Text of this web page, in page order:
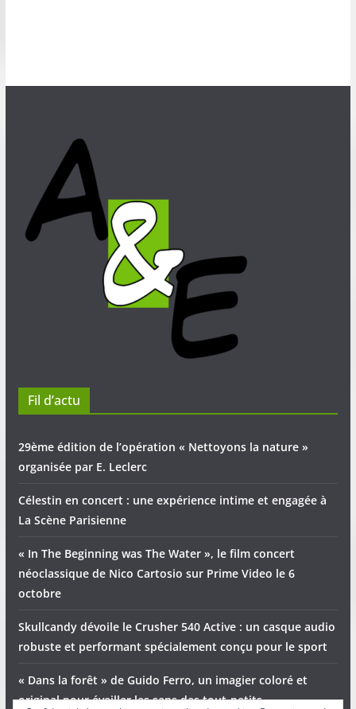
Fil d’actu
29ème édition de l’opération « Nettoyons la nature »
organisée par E. Leclerc
Célestin en concert : une expérience intime et engagée à
La Scène Parisienne
« In The Beginning was The Water », le film concert
néoclassique de Nico Cartosio sur Prime Video le 6
octobre
Skullcandy dévoile le Crusher 540 Active : un casque audio
robuste et performant spécialement conçu pour le sport
« Dans la forêt » de Guido Ferro, un imagier coloré et
original pour éveiller les sens des tout-petits